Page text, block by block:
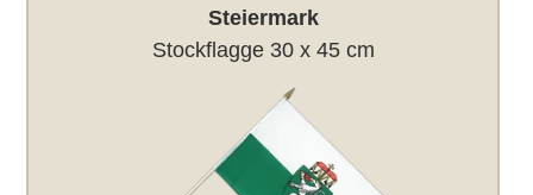
Steiermark
Stockflagge 30 x 45 cm